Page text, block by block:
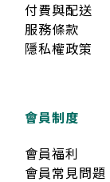
付費與配送
服務條款
隱私權政策
會員制度
會員福利
會員常見問題